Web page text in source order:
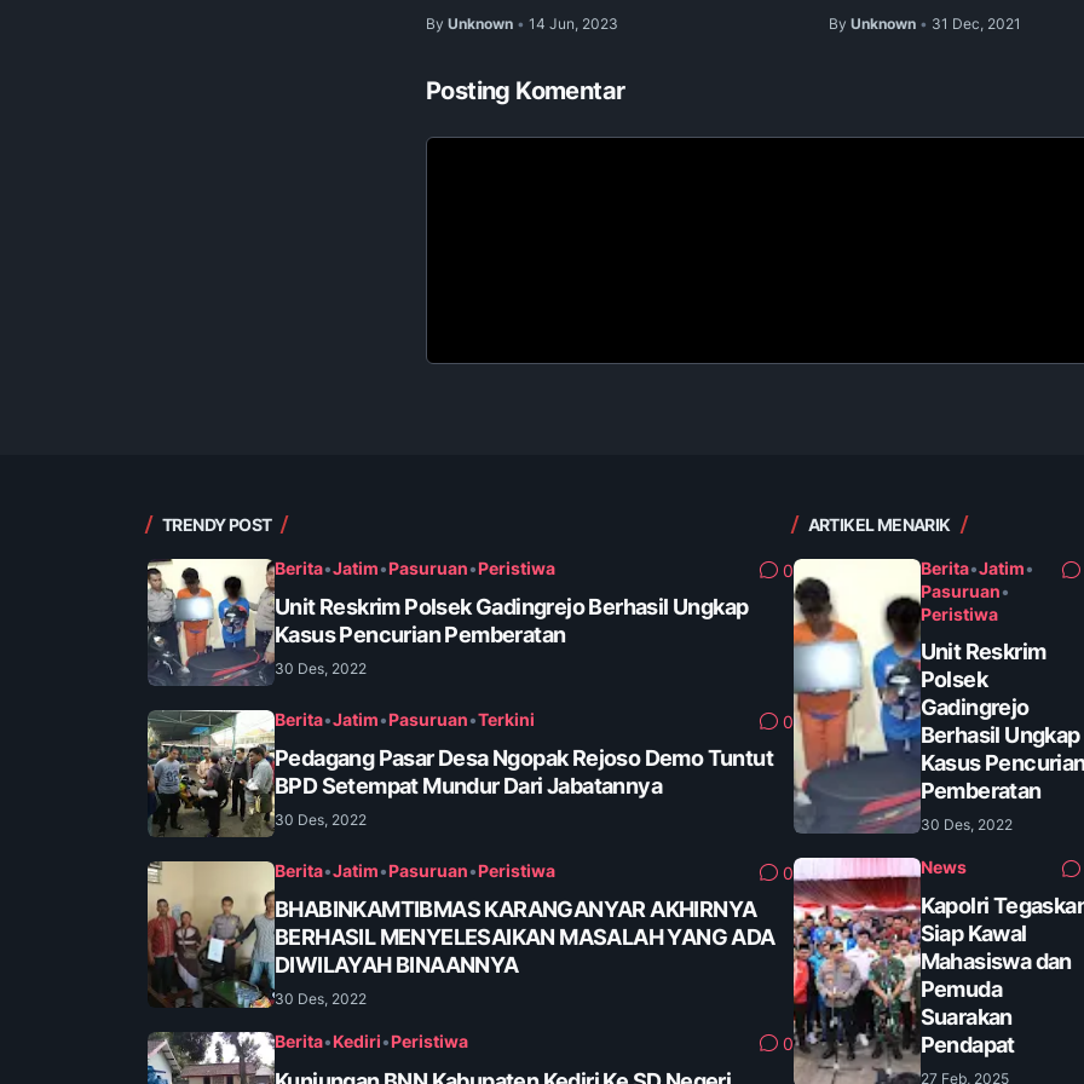
By Unknown • 14 Jun, 2023 By Unknown • 31 Dec, 2021
Posting Komentar
TRENDY POST
Berita•Jatim•Pasuruan•Peristiwa 0
Unit Reskrim Polsek Gadingrejo Berhasil Ungkap
Kasus Pencurian Pemberatan
30 Des, 2022
Berita•Jatim•Pasuruan•Terkini 0
Pedagang Pasar Desa Ngopak Rejoso Demo Tuntut
BPD Setempat Mundur Dari Jabatannya
30 Des, 2022
Berita•Jatim•Pasuruan•Peristiwa 0
BHABINKAMTIBMAS KARANGANYAR AKHIRNYA
BERHASIL MENYELESAIKAN MASALAH YANG ADA
DIWILAYAH BINAANNYA
30 Des, 2022
Berita•Kediri•Peristiwa 0
ARTIKEL MENARIK
Berita•Jatim•
Pasuruan•
Peristiwa
Unit Reskrim
Polsek
Gadingrejo
Berhasil Ungkap
Kasus
Pemberatan
30 Des, 2022
News
Kapolri
Siap Kawal
Mahasiswa dan
Pemuda
Suarakan
Pendapat
27 Feb, 2025